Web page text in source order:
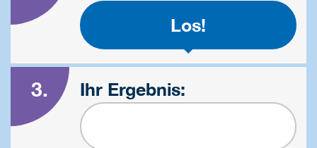
3. Ihr Ergebnis: